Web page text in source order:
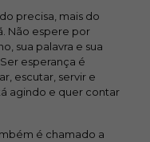
precisa, mais do
Não espere por
sua palavra e sua
esperança é
escutar, servir e
agindo e quer contar
é chamado a